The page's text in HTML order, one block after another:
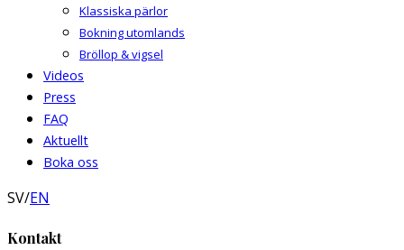
Klassiska pärlor
Bokning utomlands
Bröllop & vigsel
Videos
Press
FAQ
Aktuellt
Boka oss
SV/EN
Kontakt